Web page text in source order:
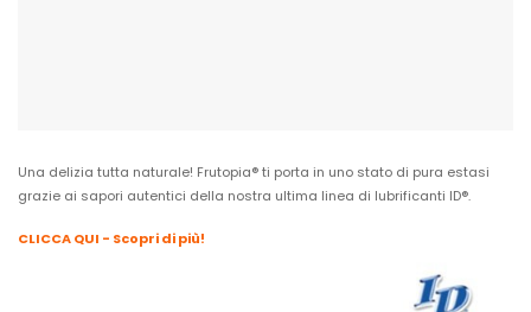
Una delizia tutta naturale! Frutopia® ti porta in uno stato di pura estasi
grazie ai sapori autentici della nostra ultima linea di lubrificanti ID®.
CLICCA QUI - Scopri di più!